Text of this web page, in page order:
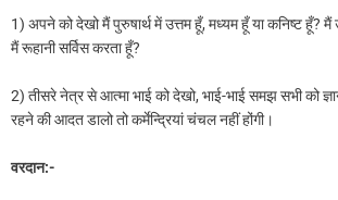
1) अपने को देखो मैं पुरुषार्थ में उत्तम हूँ, मध्यम हूँ या कनिष्ट हूँ?
मैं रूहानी सर्विस करता हूँ?
2) तीसरे नेत्र से आत्मा भाई को देखो, भाई-भाई समझ सभी को
रहने की आदत डालो तो कर्मेन्द्रियां चंचल नहीं होंगी।
वरदान:-